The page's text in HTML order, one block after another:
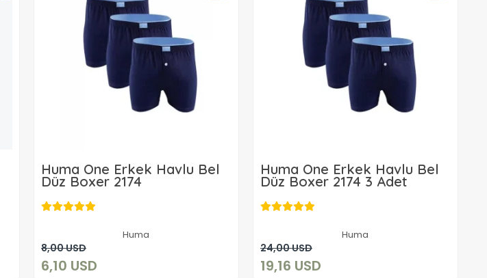
Huma One Erkek Havlu Bel
Düz Boxer 2174
Huma
8,00 USD
6,10 USD
Huma One Erkek Havlu Bel
Düz Boxer 2174 3 Adet
Huma
24,00 USD
19,16 USD